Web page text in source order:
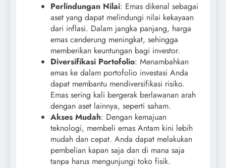
Perlindungan Nilai: Emas dikenal sebagai
aset yang dapat melindungi nilai kekayaan
dari inflasi. Dalam jangka panjang, harga
emas cenderung meningkat, sehingga
memberikan keuntungan bagi investor.
Diversifikasi Portofolio: Menambahkan
emas ke dalam portofolio investasi Anda
dapat membantu mendiversifikasi risiko.
Emas sering kali bergerak berlawanan arah
dengan aset lainnya, seperti saham.
Akses Mudah: Dengan kemajuan
teknologi, membeli emas Antam kini lebih
mudah dan cepat. Anda dapat melakukan
pembelian kapan saja dan di mana saja
tanpa harus mengunjungi toko fisik.